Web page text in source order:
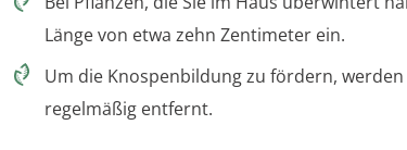
Länge von etwa zehn Zentimeter ein.
Um die Knospenbildung zu fördern,
regelmäßig entfernt.